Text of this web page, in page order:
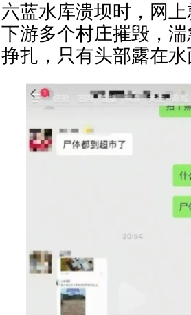
六蓝水库溃坝时，网
下游多个村庄摧毁，
挣扎，只有头部露在水